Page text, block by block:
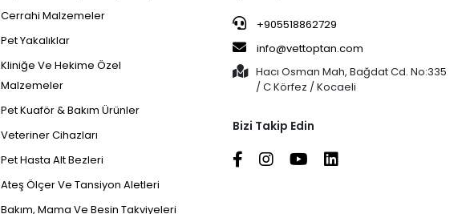
Cerrahi Malzemeler
Pet Yakalıklar
Kliniğe Ve Hekime Özel
Malzemeler
Pet Kuaför & Bakım Ürünler
Veteriner Cihazları
Pet Hasta Alt Bezleri
Ateş Ölçer Ve Tansiyon Aletleri
Bakım, Mama Ve Besin Takviyeleri
+905518862729
info@vettoptan.com
Hacı Osman Mah, Bağdat Cd. No:335
/ C Körfez / Kocaeli
Bizi Takip Edin